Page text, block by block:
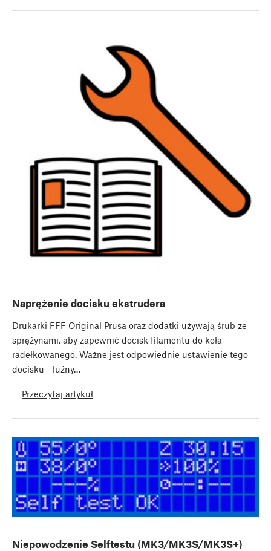
Naprężenie docisku ekstrudera
Drukarki FFF Original Prusa oraz dodatki używają śrub ze
sprężynami, aby zapewnić docisk filamentu do koła
radełkowanego. Ważne jest odpowiednie ustawienie tego
docisku - luźny…
Przeczytaj artykuł
Niepowodzenie Selftestu (MK3/MK3S/MK3S+)